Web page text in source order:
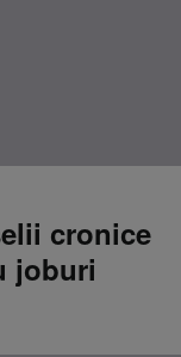
cronice
joburi